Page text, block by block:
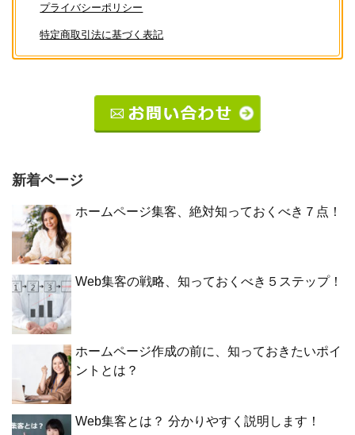
プライバシーポリシー
特定商取引法に基づく表記
新着ページ
ホームページ集客、絶対知っておくべき７点！
Web集客の戦略、知っておくべき５ステップ！
ホームページ作成の前に、知っておきたいポイ
ントとは？
Web集客とは？ 分かりやすく説明します！